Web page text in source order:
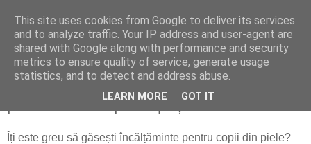
Revista Pamflet
Importanța încălțămintei pentru copii din
piele odată cu primii pași
Îți este greu să găsești încălțăminte pentru copii din piele?
This site uses cookies from Google to deliver its services
and to analyze traffic. Your IP address and user-agent are
shared with Google along with performance and security
metrics to ensure quality of service, generate usage
statistics, and to detect and address abuse.
LEARN MORE GOT IT